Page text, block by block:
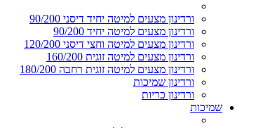
ורדינון מצעים למיטה יחיד דיסני 90/200
ורדינון מצעים למיטה יחיד 90/200
ורדינון מצעים למיטה וחצי דיסני 120/200
ורדינון מצעים למיטה זוגית 160/200
ורדינון מצעים למיטה זוגית רחבה 180/200
ורדינון שמיכות
ורדינון כריות
שמיכות